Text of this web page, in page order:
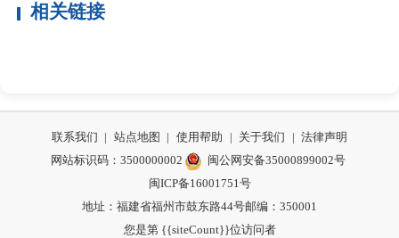
相关链接
联系我们 | 站点地图 | 使用帮助 | 关于我们 | 法律声明
网站标识码：3500000002
闽公网安备35000899002号
闽ICP备16001751号
地址：福建省福州市鼓东路44号邮编：350001
您是第 {{siteCount}}位访问者